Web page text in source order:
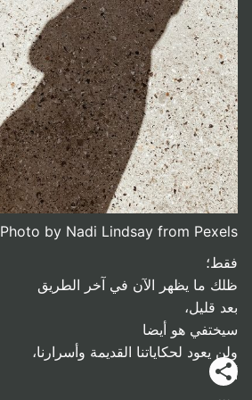
Photo by Nadi Lindsay from Pexels
فقط؛
ظلك ما يظهر الآن في آخر الطريق
بعد قليل،
سيختفي هو أيضا
ولن يعود لحكاياتنا القديمة وأسرارنا،
أثر…